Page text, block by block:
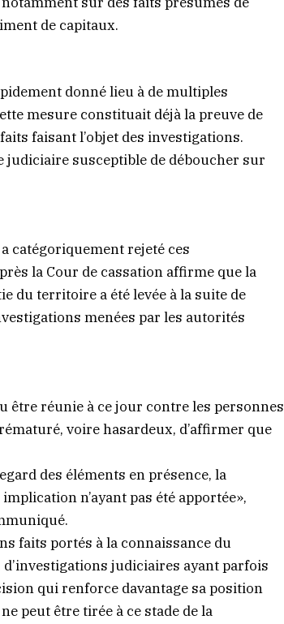
de capitaux.
donné lieu à de multiples
mesure constituait déjà la preuve de
faisant l’objet des investigations.
judiciaire susceptible de déboucher sur
catégoriquement rejeté ces
la Cour de cassation affirme que la
du territoire a été levée à la suite de
menées par les autorités
être réunie à ce jour contre les personnes
voire hasardeux, d’affirmer que
des éléments en présence, la
n’ayant pas été apportée»,
faits portés à la connaissance du
d’investigations judiciaires ayant parfois
qui renforce davantage sa position
peut être tirée à ce stade de la